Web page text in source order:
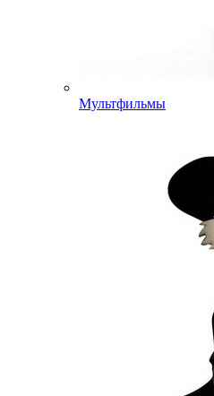
Мультфильмы